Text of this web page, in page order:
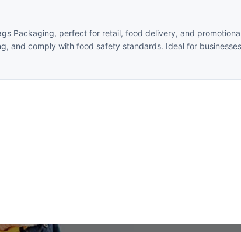
Packaging, perfect for retail, food delivery, and
and comply with food safety standards. Ideal for